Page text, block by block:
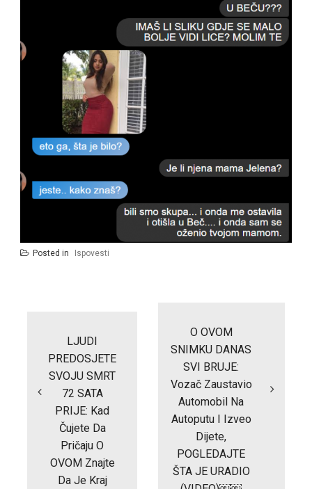
Posted in Ispovesti
LJUDI
PREDOSJETE
SVOJU SMRT
72 SATA
PRIJE: Kad
Čujete Da
Pričaju O
OVOM Znajte
Da Je Kraj
O OVOM
SNIMKU DANAS
SVI BRUJE:
Vozač Zaustavio
Automobil Na
Autoputu I Izveo
Dijete,
POGLEDAJTE
ŠTA JE URADIO